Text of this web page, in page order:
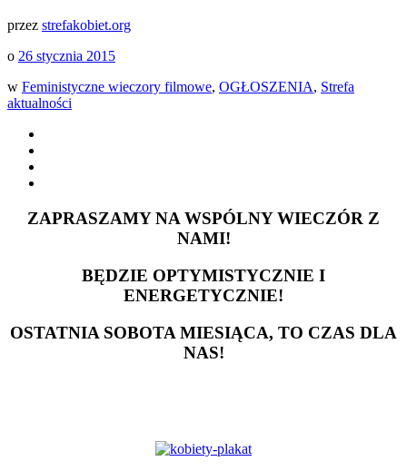
przez strefakobiet.org
o 26 stycznia 2015
w Feministyczne wieczory filmowe, OGŁOSZENIA, Strefa
aktualności
ZAPRASZAMY NA WSPÓLNY WIECZÓR Z
NAMI!
BĘDZIE OPTYMISTYCZNIE I
ENERGETYCZNIE!
OSTATNIA SOBOTA MIESIĄCA, TO CZAS DLA
NAS!